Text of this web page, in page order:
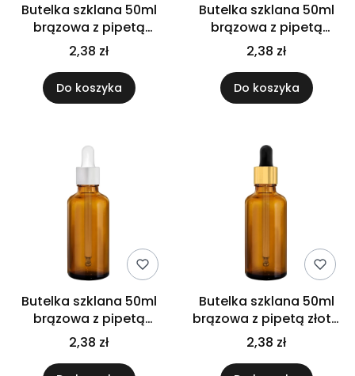
Butelka szklana 50ml
brązowa z pipetą
czarną połysk
2,38 zł
Do koszyka
Butelka szklana 50ml
brązowa z pipetą
gwarancyjną
2,38 zł
Do koszyka
Butelka szklana 50ml
brązowa z pipetą
srebrną
2,38 zł
Butelka szklana 50ml
brązowa z pipetą złoto
czarną
2,38 zł